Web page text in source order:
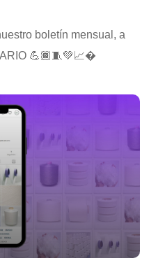
boletín mensual, a
💪🏾🧵💚📈�